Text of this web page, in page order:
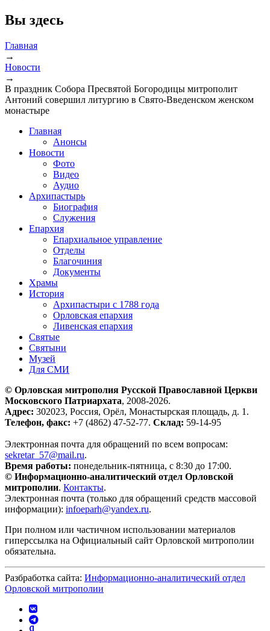
Вы здесь
Главная
→
Новости
→
В праздник Собора Пресвятой Богородицы митрополит
Антоний совершил литургию в Свято-Введенском женском
монастыре
Главная
Анонсы
Новости
Фото
Видео
Аудио
Архипастырь
Биография
Служения
Епархия
Епархиальное управление
Отделы
Благочиния
Документы
Храмы
История
Архипастыри с 1788 года
Орловская епархия
Ливенская епархия
Святые
Святыни
Музей
Для СМИ
© Орловская митрополия Русской Православной Церкви
Московского Патриархата, 2008-2026.
Адрес: 302023, Россия, Орёл, Монастырская площадь, д. 1.
Телефон, факс: +7 (4862) 47-52-77. Склад: 59-14-95
Электронная почта для обращений по всем вопросам:
sekretar_57@mail.ru.
Время работы: понедельник-пятница, с 8:30 до 17:00.
© Информационно-аналитический отдел Орловской
митрополии. Контакты.
Электронная почта (только для обращений средств массовой
информации): infoeparh@yandex.ru.
При полном или частичном использовании материалов
гиперссылка на Официальный сайт Орловской митрополии
обязательна.
Разбработка сайта: Информационно-аналитический отдел
Орловской митрополии